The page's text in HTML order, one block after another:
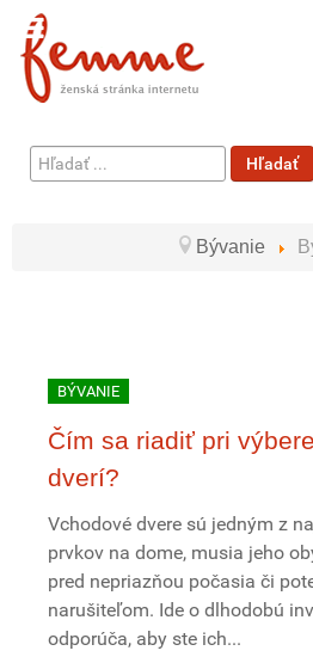
Hľadať
...
Hľadať
Bývanie
BÝVANIE
Čím sa riadiť pri
dverí?
Vchodové dvere sú jedným z
prvkov na dome, musia jeho
pred nepriazňou počasia či
narušiteľom. Ide o dlhodobú
odporúča, aby ste ich...